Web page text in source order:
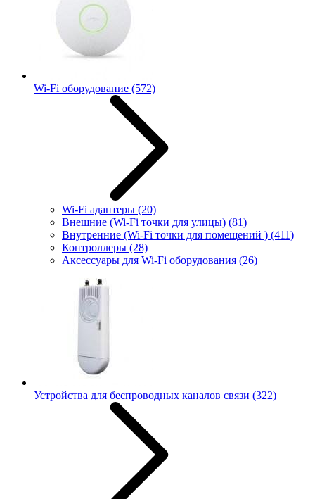
Wi-Fi оборудование (572)
Wi-Fi адаптеры (20)
Внешние (Wi-Fi точки для улицы) (81)
Внутренние (Wi-Fi точки для помещений ) (411)
Контроллеры (28)
Аксессуары для Wi-Fi оборудования (26)
Устройства для беспроводных каналов связи (322)